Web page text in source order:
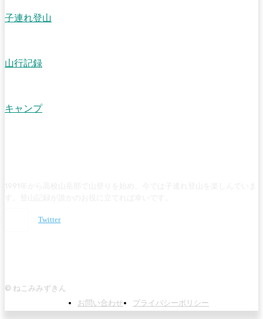
子連れ登山
山行記録
キャンプ
Twitter
© ねこみみずきん
お問い合わせ
プライバシーポリシー